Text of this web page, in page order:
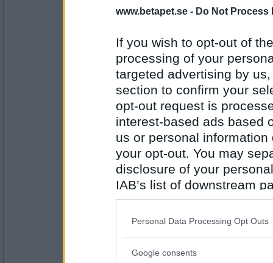
www.betapet.se - Do Not Process
If you wish to opt-out of
processing of your
targeted advertising by
section to confirm your
opt-out request is
interest-based ads based
us or personal
your opt-out. You may
disclosure of your
IAB’s list of downstream
also be disclosed by us
Downstream Participants
Please note that this
Personal Data Processing Opt Outs
Google consents
Bellarom- Ej medlem längre
Antal inlägg:
Hjälp vad rädd jag blir
olausdotter
Antal inlägg:
Vet du...gubbarna ska dansa utan
Hoppas du inte har fobi för maskar...
SmålandsMira
Norrlänningar kan inte vara kloka på en